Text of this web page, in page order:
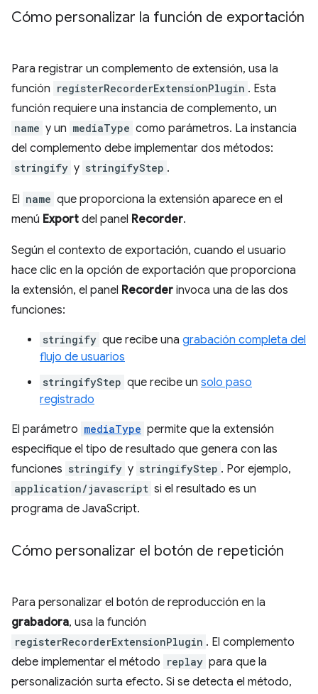
Cómo personalizar la función de exportación
Para registrar un complemento de extensión, usa la
función registerRecorderExtensionPlugin . Esta
función requiere una instancia de complemento, un
name y un mediaType como parámetros. La instancia
del complemento debe implementar dos métodos:
stringify y stringifyStep .
El name que proporciona la extensión aparece en el
menú Export del panel Recorder.
Según el contexto de exportación, cuando el usuario
hace clic en la opción de exportación que proporciona
la extensión, el panel Recorder invoca una de las dos
funciones:
stringify que recibe una grabación completa del
flujo de usuarios
stringifyStep que recibe un solo paso
registrado
El parámetro mediaType permite que la extensión
especifique el tipo de resultado que genera con las
funciones stringify y stringifyStep . Por ejemplo,
application/javascript si el resultado es un
programa de JavaScript.
Cómo personalizar el botón de repetición
Para personalizar el botón de reproducción en la
grabadora, usa la función
registerRecorderExtensionPlugin . El complemento
debe implementar el método replay para que la
personalización surta efecto. Si se detecta el método,